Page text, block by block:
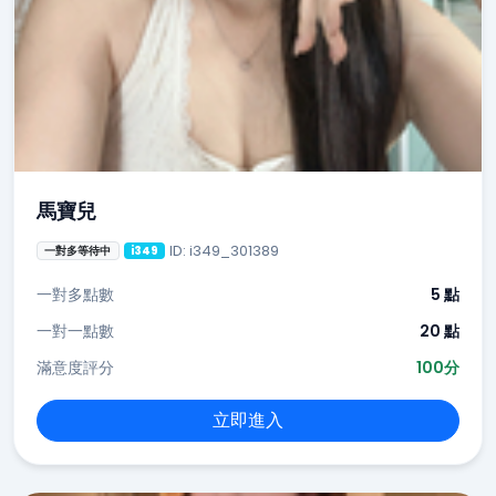
馬寶兒
一對多等待中 i349 ID: i349_301389
一對多點數
5 點
一對一點數
20 點
滿意度評分
100分
立即進入